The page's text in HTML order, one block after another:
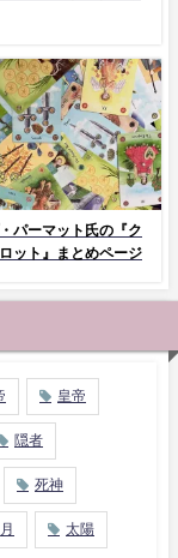
パーマット氏の『ク
ット』まとめページ
皇帝
隠者
死神
月 太陽